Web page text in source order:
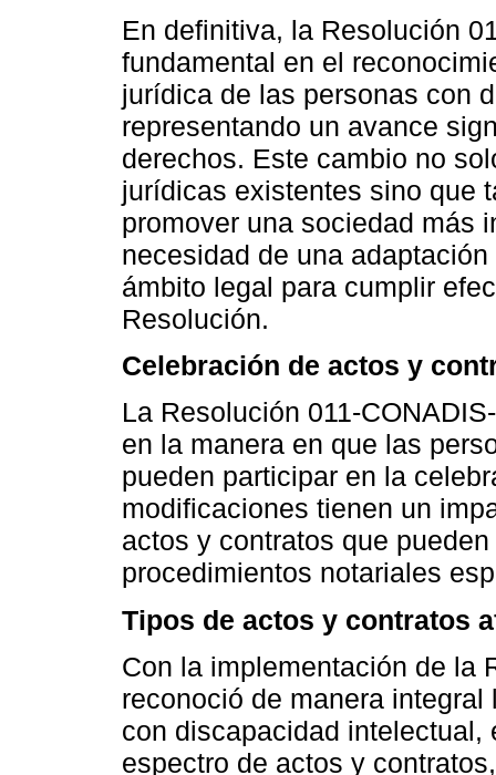
En definitiva, la Resolución
fundamental en el
jurídica de las personas con
representando un avance
derechos. Este cambio no
jurídicas existentes sino que
promover una sociedad más
necesidad de una
ámbito legal para cumplir
Resolución.
Celebración de actos y
La Resolución 011-
en la manera en que las
pueden participar en la
modificaciones tienen un
actos y contratos que
procedimientos notariales
Tipos de actos y contratos
Con la implementación de la
reconoció de manera
con discapacidad
espectro de actos y